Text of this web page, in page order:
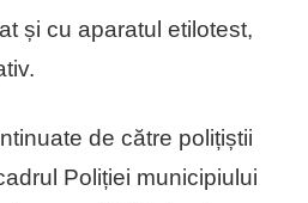
și cu aparatul etilotest,
de către polițiștii
Poliției municipiului